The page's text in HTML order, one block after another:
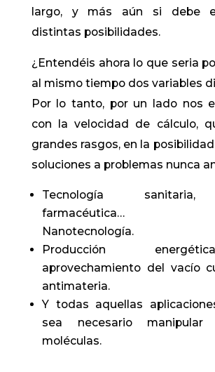
largo, y más aún si debe
distintas posibilidades.
¿Entendéis ahora lo que seria
al mismo tiempo dos variables
Por lo tanto, por un lado nos
con la velocidad de cálculo,
grandes rasgos, en la
soluciones a problemas nunca
Tecnología sanitaria,
farmacéutica…
Nanotecnología.
Producción
aprovechamiento del vacío
antimateria.
Y todas aquellas
sea necesario
moléculas.